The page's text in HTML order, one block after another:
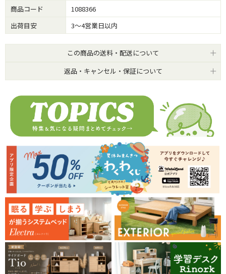
商品コード
1088366
出荷目安
3～4営業日以内
この商品の送料・配送について
返品・キャンセル・保証について